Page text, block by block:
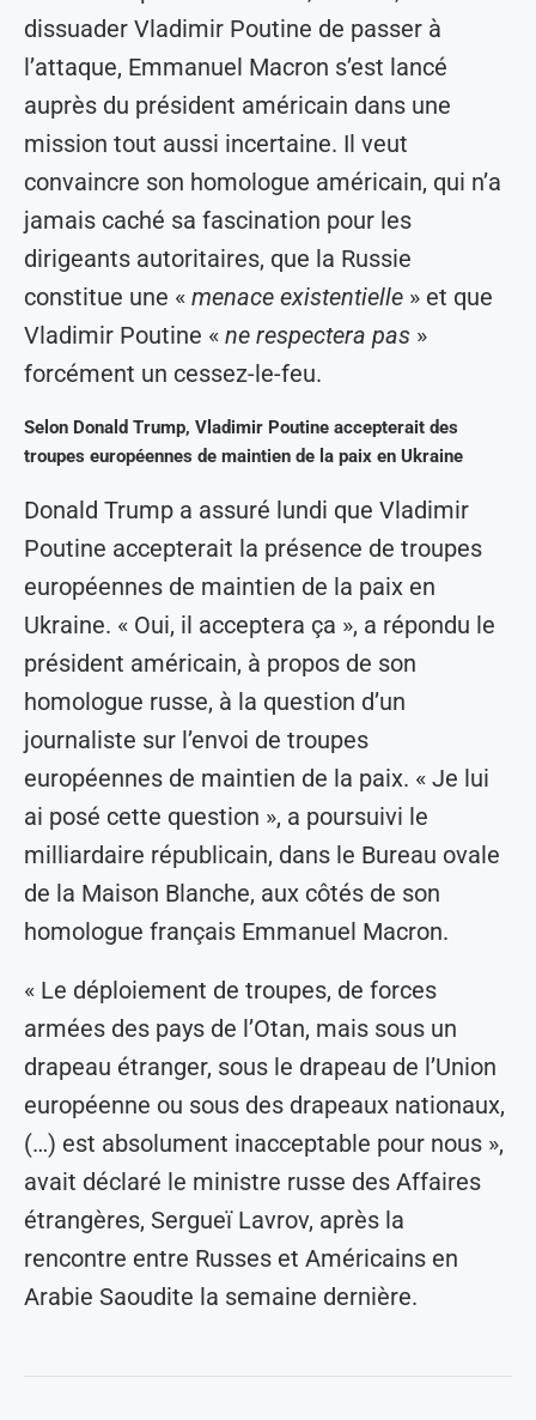
dissuader Vladimir Poutine de passer à
l’attaque, Emmanuel Macron s’est lancé
auprès du président américain dans une
mission tout aussi incertaine. Il veut
convaincre son homologue américain, qui n’a
jamais caché sa fascination pour les
dirigeants autoritaires, que la Russie
constitue une « menace existentielle » et que
Vladimir Poutine « ne respectera pas »
forcément un cessez-le-feu.
Selon Donald Trump, Vladimir Poutine accepterait des
troupes européennes de maintien de la paix en Ukraine
Donald Trump a assuré lundi que Vladimir
Poutine accepterait la présence de troupes
européennes de maintien de la paix en
Ukraine. « Oui, il acceptera ça », a répondu le
président américain, à propos de son
homologue russe, à la question d’un
journaliste sur l’envoi de troupes
européennes de maintien de la paix. « Je lui
ai posé cette question », a poursuivi le
milliardaire républicain, dans le Bureau ovale
de la Maison Blanche, aux côtés de son
homologue français Emmanuel Macron.
« Le déploiement de troupes, de forces
armées des pays de l’Otan, mais sous un
drapeau étranger, sous le drapeau de l’Union
européenne ou sous des drapeaux nationaux,
(…) est absolument inacceptable pour nous »,
avait déclaré le ministre russe des Affaires
étrangères, Sergueï Lavrov, après la
rencontre entre Russes et Américains en
Arabie Saoudite la semaine dernière.